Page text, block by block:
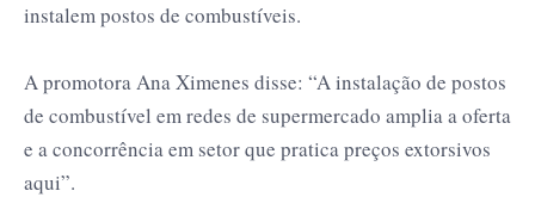
instalem postos de combustíveis.
A promotora Ana Ximenes disse: “A instalação de postos
de combustível em redes de supermercado amplia a oferta
e a concorrência em setor que pratica preços extorsivos
aqui”.